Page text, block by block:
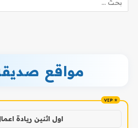
مواقع
اول اثنين ريادة